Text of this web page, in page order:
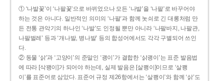
① ‘나발꽃’이 ‘나팔꽃’으로 바뀌었으나 모든 ‘나발’을 ‘나팔’로 바꾸어야
하는 것은 아니다. 일반적인 의미의 ‘나팔’과 함께 놋쇠로 긴 대롱처럼 만
든 전통 관악기의 하나인 ‘나발’도 인정될 뿐만 아니라 ‘나팔바지, 나팔관,
나팔벌레’ 등과 ‘개나발, 병나발’ 등의 합성어에서도 각각 구별되어 쓰인
다.
② 동물 ‘삵’과 ‘고양이’의 준말인 ‘괭이’가 결합한 ‘삵괭이’는 표준 발음법
에 따라 [삭꽹이]가 되어야 하는데, 실제 발음은 [살쾡이]이므로 ‘살쾡
이’를 표준어로 삼았다. 표준어 규정 제26항에서는 ‘살쾡이’와 함께 ‘삵’도